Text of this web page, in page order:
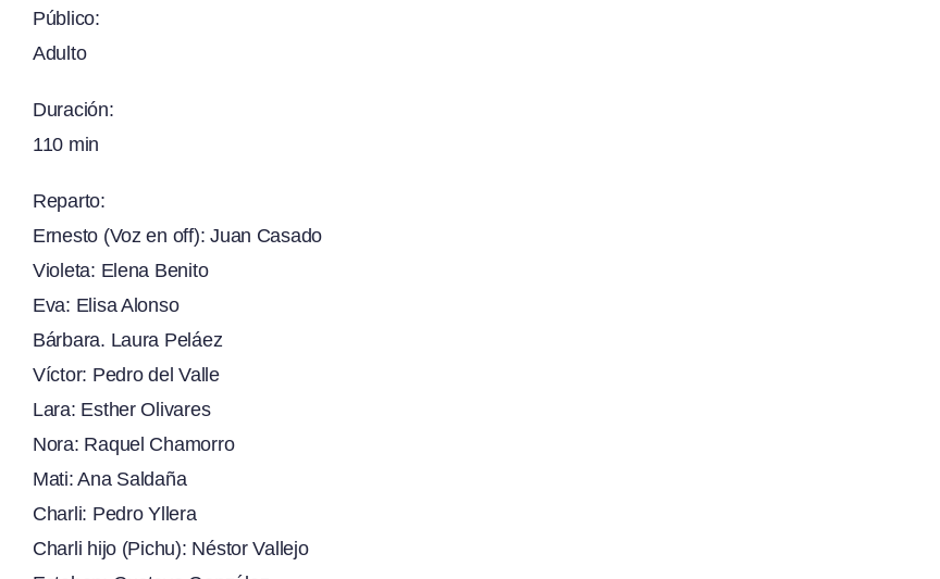
Público:
Adulto
Duración:
110 min
Reparto:
Ernesto (Voz en off): Juan Casado
Violeta: Elena Benito
Eva: Elisa Alonso
Bárbara. Laura Peláez
Víctor: Pedro del Valle
Lara: Esther Olivares
Nora: Raquel Chamorro
Mati: Ana Saldaña
Charli: Pedro Yllera
Charli hijo (Pichu): Néstor Vallejo